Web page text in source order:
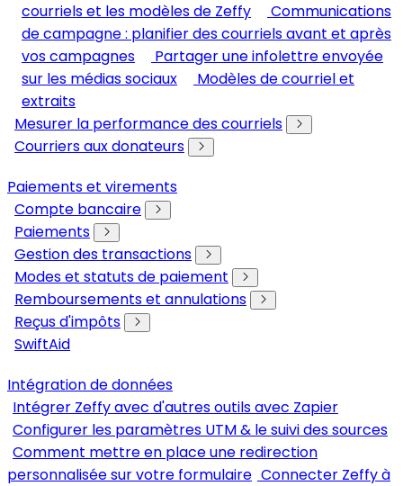
courriels et les modèles de Zeffy
Communications
de campagne : planifier des courriels avant et après
vos campagnes
Partager une infolettre envoyée
sur les médias sociaux
Modèles de courriel et
extraits
Mesurer la performance des courriels
Courriers aux donateurs
Paiements et virements
Compte bancaire
Paiements
Gestion des transactions
Modes et statuts de paiement
Remboursements et annulations
Reçus d'impôts
SwiftAid
Intégration de données
Intégrer Zeffy avec d'autres outils avec Zapier
Configurer les paramètres UTM & le suivi des sources
Comment mettre en place une redirection
personnalisée sur votre formulaire Connecter Zeffy à